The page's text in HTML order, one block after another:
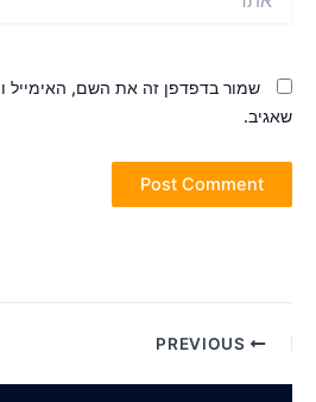
שמור בדפדפן זה את השם, האימייל